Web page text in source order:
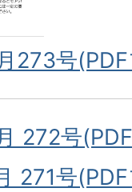
273号
272号
271号